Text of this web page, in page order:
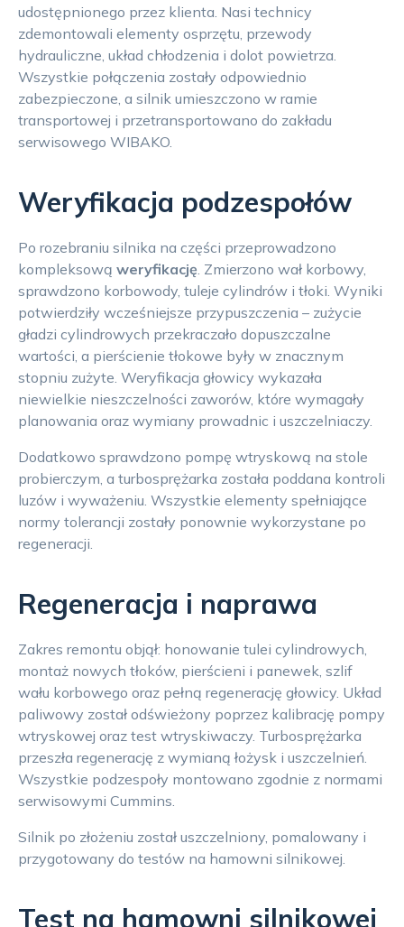
udostępnionego przez klienta. Nasi technicy
zdemontowali elementy osprzętu, przewody
hydrauliczne, układ chłodzenia i dolot powietrza.
Wszystkie połączenia zostały odpowiednio
zabezpieczone, a silnik umieszczono w ramie
transportowej i przetransportowano do zakładu
serwisowego WIBAKO.
Weryfikacja podzespołów
Po rozebraniu silnika na części przeprowadzono
kompleksową weryfikację. Zmierzono wał korbowy,
sprawdzono korbowody, tuleje cylindrów i tłoki. Wyniki
potwierdziły wcześniejsze przypuszczenia – zużycie
gładzi cylindrowych przekraczało dopuszczalne
wartości, a pierścienie tłokowe były w znacznym
stopniu zużyte. Weryfikacja głowicy wykazała
niewielkie nieszczelności zaworów, które wymagały
planowania oraz wymiany prowadnic i uszczelniaczy.
Dodatkowo sprawdzono pompę wtryskową na stole
probierczym, a turbosprężarka została poddana kontroli
luzów i wyważeniu. Wszystkie elementy spełniające
normy tolerancji zostały ponownie wykorzystane po
regeneracji.
Regeneracja i naprawa
Zakres remontu objął: honowanie tulei cylindrowych,
montaż nowych tłoków, pierścieni i panewek, szlif
wału korbowego oraz pełną regenerację głowicy. Układ
paliwowy został odświeżony poprzez kalibrację pompy
wtryskowej oraz test wtryskiwaczy. Turbosprężarka
przeszła regenerację z wymianą łożysk i uszczelnień.
Wszystkie podzespoły montowano zgodnie z normami
serwisowymi Cummins.
Silnik po złożeniu został uszczelniony, pomalowany i
przygotowany do testów na hamowni silnikowej.
Test na hamowni silnikowej